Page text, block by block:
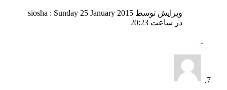
ویرایش توسط siosha : Sunday 25 January 2015
در ساعت 20:23